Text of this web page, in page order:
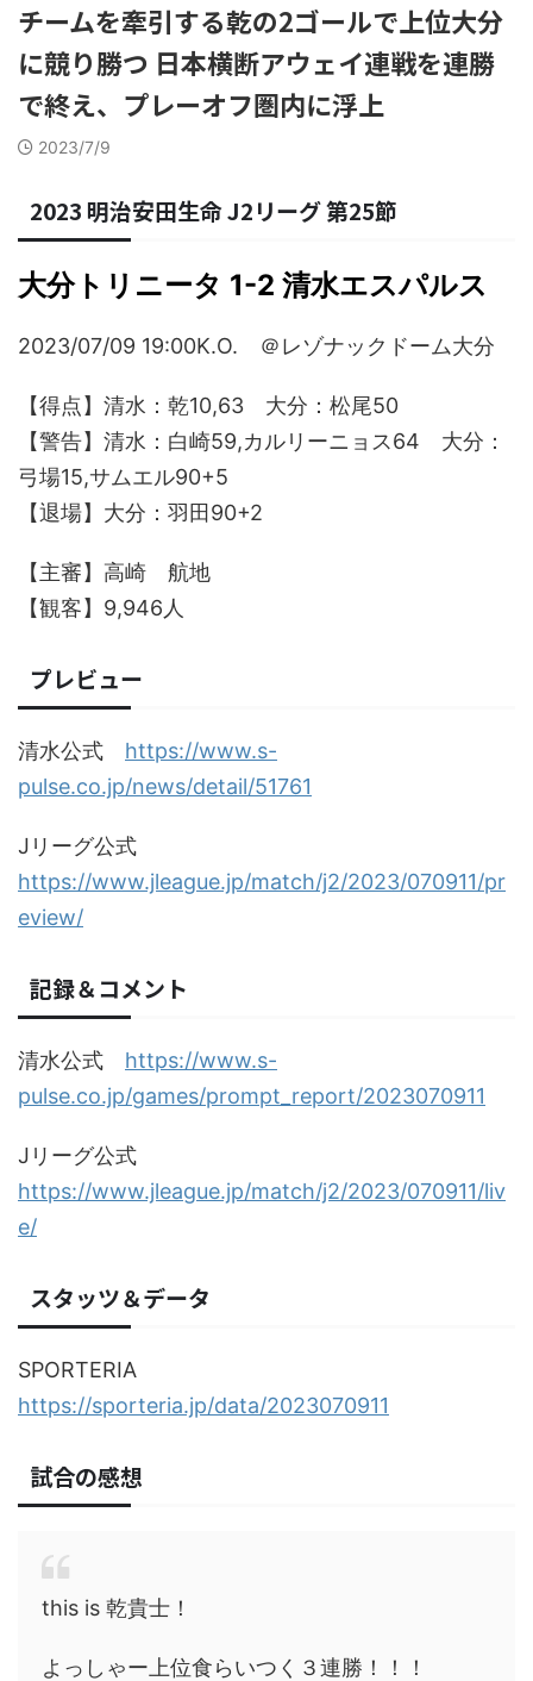
チームを牽引する乾の2ゴールで上位大分
に競り勝つ 日本横断アウェイ連戦を連勝
で終え、プレーオフ圏内に浮上
2023/7/9
2023 明治安田生命 J2リーグ 第25節
大分トリニータ 1-2 清水エスパルス
2023/07/09 19:00K.O. ＠レゾナックドーム大分
【得点】清水：乾10,63 大分：松尾50
【警告】清水：白崎59,カルリーニョス64 大分：
弓場15,サムエル90+5
【退場】大分：羽田90+2
【主審】高崎 航地
【観客】9,946人
プレビュー
清水公式 https://www.s-
pulse.co.jp/news/detail/51761
Jリーグ公式
https://www.jleague.jp/match/j2/2023/070911/pr
eview/
記録＆コメント
清水公式 https://www.s-
pulse.co.jp/games/prompt_report/2023070911
Jリーグ公式
https://www.jleague.jp/match/j2/2023/070911/liv
e/
スタッツ＆データ
SPORTERIA
https://sporteria.jp/data/2023070911
試合の感想
this is 乾貴士！
よっしゃー上位食らいつく３連勝！！！